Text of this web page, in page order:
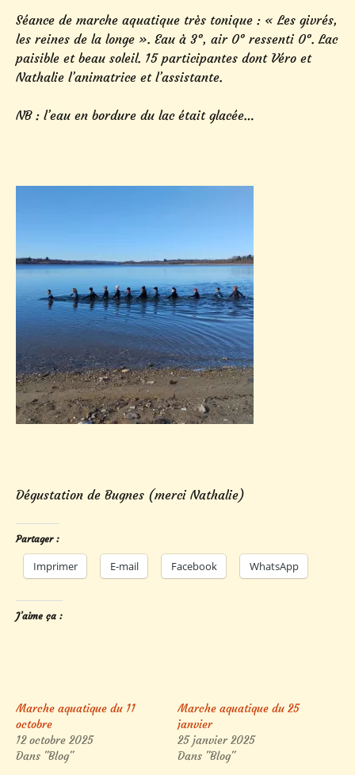
Séance de marche aquatique très tonique : « Les givrés,
les reines de la longe ». Eau à 3°, air 0° ressenti 0°. Lac
paisible et beau soleil. 15 participantes dont Véro et
Nathalie l’animatrice et l’assistante.
NB : l’eau en bordure du lac était glacée…
Dégustation de Bugnes (merci Nathalie)
Partager :
Imprimer E-mail Facebook WhatsApp
J’aime ça :
Marche aquatique du 11
octobre
12 octobre 2025
Dans "Blog"
Marche aquatique du 25
janvier
25 janvier 2025
Dans "Blog"